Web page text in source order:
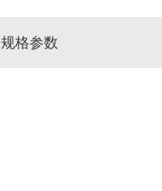
规格参数